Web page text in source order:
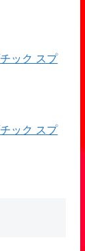
ック スプ
ック スプ